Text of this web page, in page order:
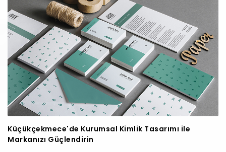
Küçükçekmece'de Kurumsal Kimlik Tasarımı ile
Markanızı Güçlendirin